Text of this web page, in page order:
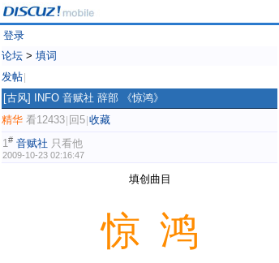
登录
论坛 > 填词
发帖
[古风]
INFO 音赋社 辞部 《惊鸿》
精华 看12433 回5 收藏
1# 音赋社 只看他
2009-10-23 02:16:47
填创曲目
惊 鸿